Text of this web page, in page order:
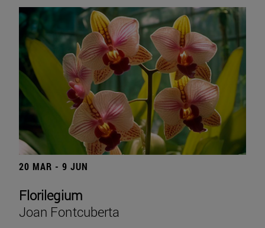
20 MAR - 9 JUN
Florilegium
Joan Fontcuberta